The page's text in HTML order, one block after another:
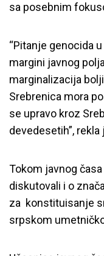
sa posebnim
“Pitanje genocida
margini javnog
marginalizacija
Srebrenica mora
se upravo kroz
devedesetih”,
Tokom javnog
diskutovali i o
za konstituisanje
srpskom